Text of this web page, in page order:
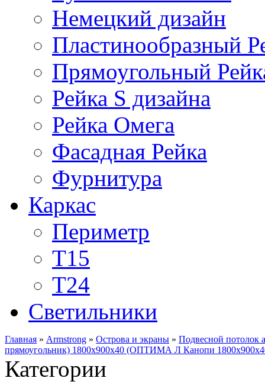
Немецкий дизайн
Пластинообразный
Прямоугольный
Рейка S дизайна
Рейка Омега
Фасадная Рейка
Фурнитура
Каркас
Периметр
Т15
Т24
Светильники
Главная » Armstrong » Острова и экраны » Подвесной потолок
прямоугольник) 1800x900x40 (ОПТИМА Л Канопи
Категории